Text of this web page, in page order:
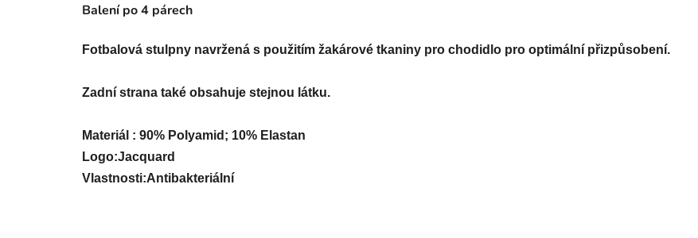
Balení po 4 párech
Fotbalová stulpny navržená s použitím žakárové tkaniny pro chodidlo pro optimální přizpůsobení.
Zadní strana také obsahuje stejnou látku.
Materiál : 90% Polyamid; 10% Elastan
Logo:Jacquard
Vlastnosti:Antibakteriální